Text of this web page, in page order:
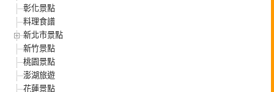
彰化景點
料理食譜
新北市景點
新竹景點
桃園景點
澎湖旅遊
花蓮景點